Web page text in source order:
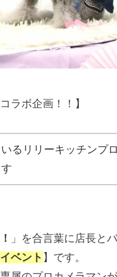
ラボ企画！！】
るリリーキッチンプ
」を合言葉に店長と
ベント 】です。